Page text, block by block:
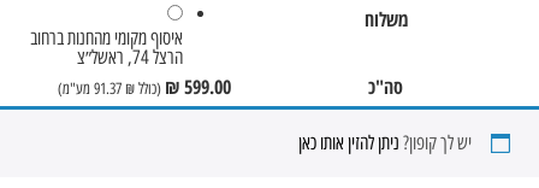
משלוח
איסוף מקומי מהחנות ברחוב
הרצל 74, ראשל״צ
סה"כ ₪599.00 (כולל₪ מע"מ)
יש לך קופון? ניתן להזין אותו כאן